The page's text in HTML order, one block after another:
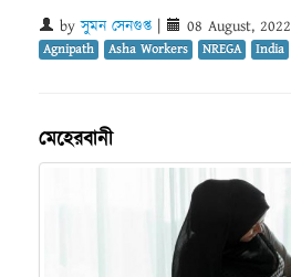
byসুমন সেনগুপ্ত | 08 August, 2022
Agnipath Asha Workers NREGA India
মেহেরবানী